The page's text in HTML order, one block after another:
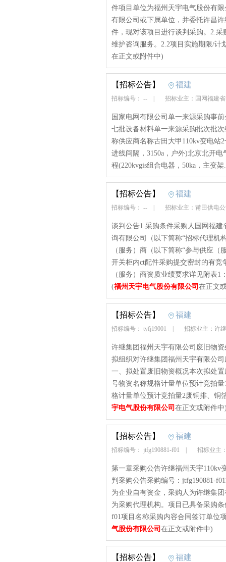
件项目单位为福州天宇电气股份有
有限公司或下属单位，并委托许昌
件，现对该项目进行谈判采购。2.
维护咨询服务。2.2项目实施期限/计
在正文或附件中)
【招标公告】 福建
招标编号： -- 招标业主：国网福建
国家电网有限公司单一来源采购事
七批设备材料单一来源采购批次批
称供应商名称古田大甲110kv变电站
进线间隔，3150a，户外)北京北开
程(220kvgis组合电器，50ka，主变架
【招标公告】 福建
招标编号： -- 招标业主：莆田供电
谈判公告1.采购条件采购人国网福
询有限公司（以下简称“招标代理机
（服务）商（以下简称“参与供应
开关柜内ct配件采购提交密封的有
（服务）商资质业绩要求详见附表
(福州天宇电气股份有限公司 在正文
【招标公告】 福建
招标编号： tyfj19001 招标业主：许
许继集团福州天宇有限公司废旧物
拟组织对许继集团福州天宇有限公
一、拟处置废旧物资概况本次拟处
号物资名称规格计量单位预计竞拍
格计量单位预计竞拍量2废铜排、铜
宇电气股份有限公司 在正文或附件中
【招标公告】 福建
招标编号： jtfg190881-f01 招标业主
第一章采购公告许继福州天宇110kv
判采购公告采购编号：jtfg190881-
为企业自有资金，采购人为许继集
为采购代理机构。项目已具备采购
f01项目名称采购内容合同签订单位
气股份有限公司 在正文或附件中)
【招标公告】 福建